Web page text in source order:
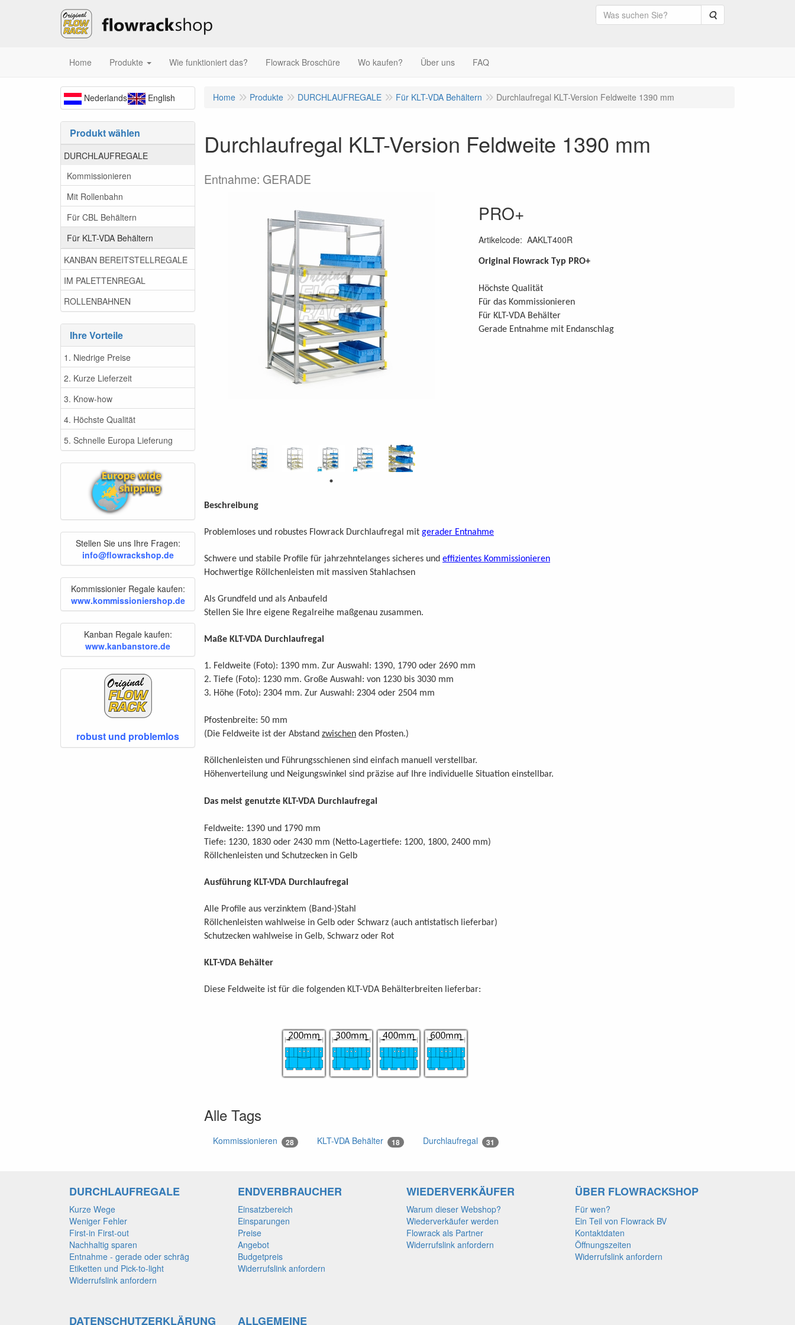
Suche
Home Produkte Wie funktioniert das? Flowrack Broschüre Wo kaufen? Über uns FAQ
Nederlands English
Produkt wählen
DURCHLAUFREGALE
Kommissionieren
Mit Rollenbahn
Für CBL Behältern
Für KLT-VDA Behältern
KANBAN BEREITSTELLREGALE
IM PALETTENREGAL
ROLLENBAHNEN
Ihre Vorteile
1. Niedrige Preise
2. Kurze Lieferzeit
3. Know-how
4. Höchste Qualität
5. Schnelle Europa Lieferung
Stellen Sie uns Ihre Fragen:
info@flowrackshop.de
Kommissionier Regale kaufen:
www.kommissioniershop.de
Kanban Regale kaufen:
www.kanbanstore.de
robust und problemlos
Home Produkte DURCHLAUFREGALE Für KLT-VDA Behältern Durchlaufregal KLT-Version Feldweite 1390 mm
Durchlaufregal KLT-Version Feldweite 1390 mm
Entnahme: GERADE
PRO+
Artikelcode: AAKLT400R
Original Flowrack Typ PRO+
Höchste Qualität
Für das Kommissionieren
Für KLT-VDA Behälter
Gerade Entnahme mit Endanschlag
Beschreibung
Problemloses und robustes Flowrack Durchlaufregal mit gerader Entnahme
Schwere und stabile Profile für jahrzehntelanges sicheres und effizientes Kommissionieren
Hochwertige Röllchenleisten mit massiven Stahlachsen
Als Grundfeld und als Anbaufeld
Stellen Sie Ihre eigene Regalreihe maßgenau zusammen.
Maße KLT-VDA Durchlaufregal
1. Feldweite (Foto): 1390 mm. Zur Auswahl: 1390, 1790 oder 2690 mm
2. Tiefe (Foto): 1230 mm. Große Auswahl: von 1230 bis 3030 mm
3. Höhe (Foto): 2304 mm. Zur Auswahl: 2304 oder 2504 mm
Pfostenbreite: 50 mm
(Die Feldweite ist der Abstand zwischen den Pfosten.)
Röllchenleisten und Führungsschienen sind einfach manuell verstellbar.
Höhenverteilung und Neigungswinkel sind präzise auf Ihre individuelle Situation einstellbar.
Das meist genutzte KLT-VDA Durchlaufregal
Feldweite: 1390 und 1790 mm
Tiefe: 1230, 1830 oder 2430 mm (Netto-Lagertiefe: 1200, 1800, 2400 mm)
Röllchenleisten und Schutzecken in Gelb
Ausführung KLT-VDA Durchlaufregal
Alle Profile aus verzinktem (Band-)Stahl
Röllchenleisten wahlweise in Gelb oder Schwarz (auch antistatisch lieferbar)
Schutzecken wahlweise in Gelb, Schwarz oder Rot
KLT-VDA Behälter
Diese Feldweite ist für die folgenden KLT-VDA Behälterbreiten lieferbar:
Alle Tags
Kommissionieren 28 KLT-VDA Behälter 18 Durchlaufregal 31
DURCHLAUFREGALE
Kurze Wege
Weniger Fehler
First-in First-out
Nachhaltig sparen
Entnahme - gerade oder schräg
Etiketten und Pick-to-light
Widerrufslink anfordern
ENDVERBRAUCHER
Einsatzbereich
Einsparungen
Preise
Angebot
Budgetpreis
Widerrufslink anfordern
WIEDERVERKÄUFER
Warum dieser Webshop?
Wiederverkäufer werden
Flowrack als Partner
Widerrufslink anfordern
ÜBER FLOWRACKSHOP
Für wen?
Ein Teil von Flowrack BV
Kontaktdaten
Öffnungszeiten
Widerrufslink anfordern
DATENSCHUTZERKLÄRUNG ALLGEMEINE